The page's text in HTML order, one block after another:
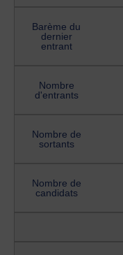
Barème du
dernier
entrant
Nombre
d'entrants
Nombre de
sortants
Nombre de
candidats